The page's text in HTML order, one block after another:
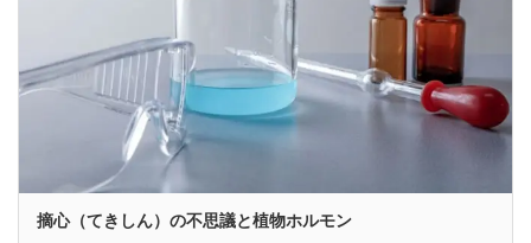
摘心（てきしん）の不思議と植物ホルモン